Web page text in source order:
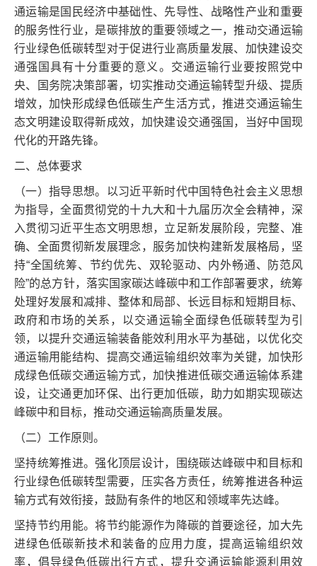
通运输是国民经济中基础性、先导性、战略性产业和重要
的服务性行业，是碳排放的重要领域之一，推动交通运输
行业绿色低碳转型对于促进行业高质量发展、加快建设交
通强国具有十分重要的意义。交通运输行业要按照党中
央、国务院决策部署，切实推动交通运输转型升级、提质
增效，加快形成绿色低碳生产生活方式，推进交通运输生
态文明建设取得新成效，加快建设交通强国，当好中国现
代化的开路先锋。
二、总体要求
（一）指导思想。以习近平新时代中国特色社会主义思想
为指导，全面贯彻党的十九大和十九届历次全会精神，深
入贯彻习近平生态文明思想，立足新发展阶段，完整、准
确、全面贯彻新发展理念，服务加快构建新发展格局，坚
持“全国统筹、节约优先、双轮驱动、内外畅通、防范风
险”的总方针，落实国家碳达峰碳中和工作部署要求，统筹
处理好发展和减排、整体和局部、长远目标和短期目标、
政府和市场的关系，以交通运输全面绿色低碳转型为引
领，以提升交通运输装备能效利用水平为基础，以优化交
通运输用能结构、提高交通运输组织效率为关键，加快形
成绿色低碳交通运输方式，加快推进低碳交通运输体系建
设，让交通更加环保、出行更加低碳，助力如期实现碳达
峰碳中和目标，推动交通运输高质量发展。
（二）工作原则。
坚持统筹推进。强化顶层设计，围绕碳达峰碳中和目标和
行业绿色低碳转型需要，压实各方责任，统筹推进各种运
输方式有效衔接，鼓励有条件的地区和领域率先达峰。
坚持节约用能。将节约能源作为降碳的首要途径，加大先
进绿色低碳新技术和装备的应用力度，提高运输组织效
率，倡导绿色低碳出行方式，提升交通运输能源利用效